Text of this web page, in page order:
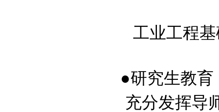
工业工程
●研究生教育
充分发挥导